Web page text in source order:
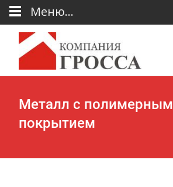
Металл с полимерным
покрытием
Меню...